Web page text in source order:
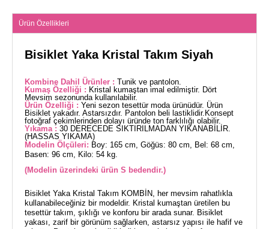
Ürün Özellikleri
Bisiklet Yaka Kristal Takım Siyah
Kombine Dahil Ürünler : Tunik ve pantolon.
Kumaş Özelliği : Kristal kumaştan imal edilmiştir. Dört
Mevsim sezonunda kullanılabilir.
Ürün Özelliği : Yeni sezon tesettür moda ürünüdür. Ürün
Bisiklet yakadır. Astarsızdır. Pantolon beli lastiklidir.Konsept
fotoğraf çekimlerinden dolayı üründe ton farklılığı olabilir.
Yıkama : 30 DERECEDE SIKTIRILMADAN YIKANABİLİR.
(HASSAS YIKAMA)
Modelin Ölçüleri: Boy: 165 cm, Göğüs: 80 cm, Bel: 68 cm,
Basen: 96 cm, Kilo: 54 kg.
(Modelin üzerindeki ürün S bedendir.)
Bisiklet Yaka Kristal Takım KOMBİN, her mevsim rahatlıkla
kullanabileceğiniz bir modeldir. Kristal kumaştan üretilen bu
tesettür takım, şıklığı ve konforu bir arada sunar. Bisiklet
yakası, zarif bir görünüm sağlarken, astarsız yapısı ile hafif ve